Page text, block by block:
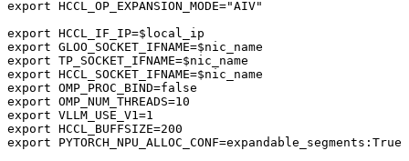
export HCCL_OP_EXPANSION_MODE="AIV"
export HCCL_IF_IP=$local_ip
export GLOO_SOCKET_IFNAME=$nic_name
export TP_SOCKET_IFNAME=$nic_name
export HCCL_SOCKET_IFNAME=$nic_name
export OMP_PROC_BIND=false
export OMP_NUM_THREADS=10
export VLLM_USE_V1=1
export HCCL_BUFFSIZE=200
export PYTORCH_NPU_ALLOC_CONF=expandable_segments:True